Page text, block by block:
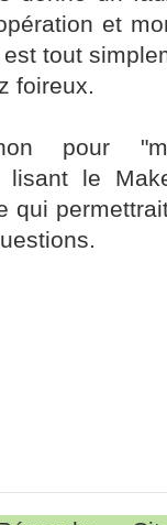
et
tout
foireux.
pour
lisant le
qui